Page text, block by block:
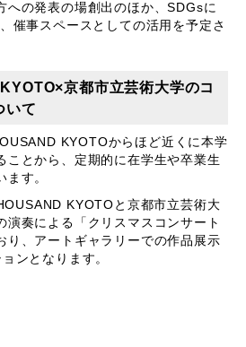
への発表の場創出のほか、SDGsに
催事スペースとしての活用を予定さ
×京都市立芸術大学のコ
いて
KYOTOからほど近くに本学
ことから、定期的に在学生や卒業生
ます。
KYOTOと京都市立芸術大
演奏による「クリスマスコンサート
り、アートギャラリーでの作品展示
ンとなります。